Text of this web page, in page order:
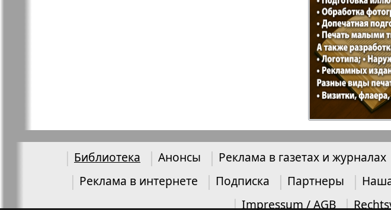
Bremen
Германия
Рубеж Русская Газета
Библиотека Анонсы Реклама в газетах и журналах
Реклама в интернете
Подписка Партнеры
Impressum / AGB